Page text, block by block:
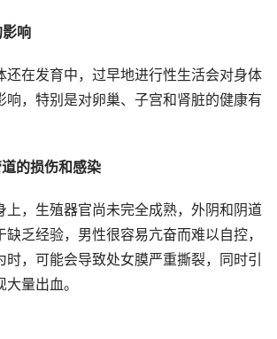
响
还在发育中，过早地进行性生活会对身体
响，特别是对卵巢、子宫和肾脏的健康有
的损伤和感染
上，生殖器官尚未完全成熟，外阴和阴道
乏经验，男性很容易亢奋而难以自控，
，可能会导致处女膜严重撕裂，同时引
量出血。